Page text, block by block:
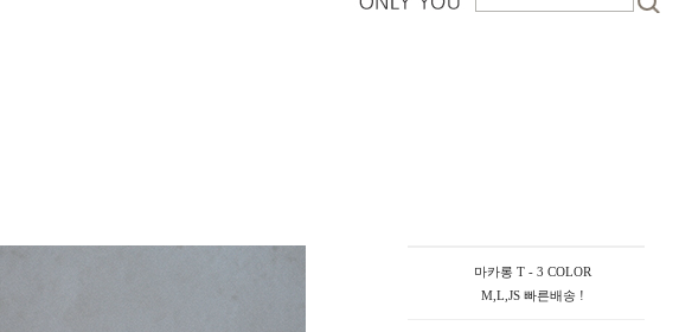
마카롱 T - 3 COLOR
M,L,JS 빠른배송 !